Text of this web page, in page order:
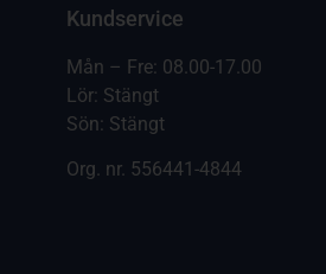
Kundservice
Mån – Fre: 08.00-17.00
Lör: Stängt
Sön: Stängt
Org. nr. 556441-4844